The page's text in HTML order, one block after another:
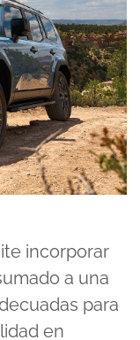
incorporar
a una
para
en